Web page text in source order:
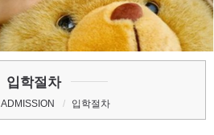
입학절차
ADMISSION 입학절차